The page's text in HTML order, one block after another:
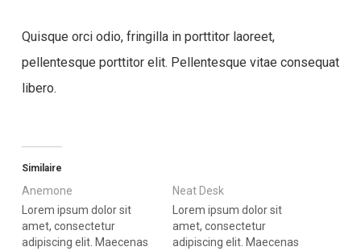
Quisque orci odio, fringilla in porttitor laoreet,
pellentesque porttitor elit. Pellentesque vitae consequat
libero.
Similaire
Anemone
Lorem ipsum dolor sit
amet, consectetur
adipiscing elit. Maecenas
Neat Desk
Lorem ipsum dolor sit
amet, consectetur
adipiscing elit. Maecenas